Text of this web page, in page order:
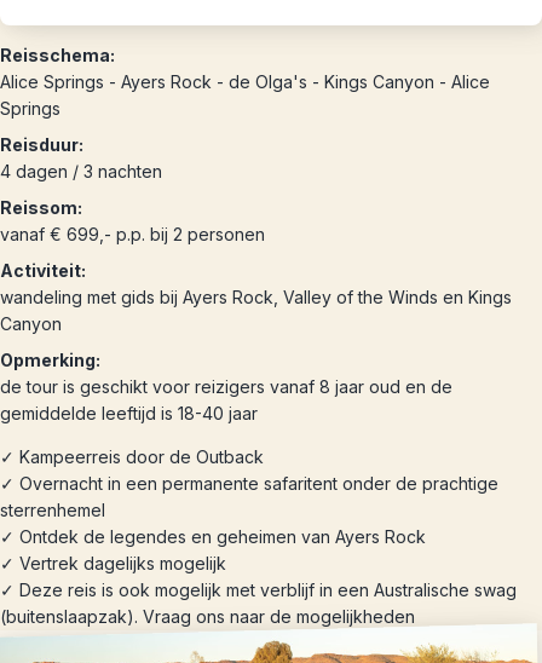
Reisschema:
Alice Springs - Ayers Rock - de Olga's - Kings Canyon - Alice
Springs
Reisduur:
4 dagen / 3 nachten
Reissom:
vanaf € 699,- p.p. bij 2 personen
Activiteit:
wandeling met gids bij Ayers Rock, Valley of the Winds en Kings
Canyon
Opmerking:
de tour is geschikt voor reizigers vanaf 8 jaar oud en de
gemiddelde leeftijd is 18-40 jaar
✓ Kampeerreis door de Outback
✓ Overnacht in een permanente safaritent onder de prachtige
sterrenhemel
✓ Ontdek de legendes en geheimen van Ayers Rock
✓ Vertrek dagelijks mogelijk
✓ Deze reis is ook mogelijk met verblijf in een Australische swag
(buitenslaapzak). Vraag ons naar de mogelijkheden